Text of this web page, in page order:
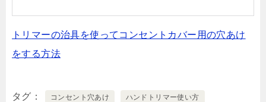
トリマーの治具を使ってコンセントカバー用の穴あけ
をする方法
タグ コンセント穴あけ ハンドトリマー使い方